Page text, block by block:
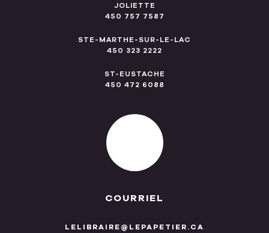
JOLIETTE
450 757 7587
STE-MARTHE-SUR-LE-LAC
450 323 2222
ST-EUSTACHE
450 472 6088
COURRIEL
LELIBRAIRE@LEPAPETIER.CA